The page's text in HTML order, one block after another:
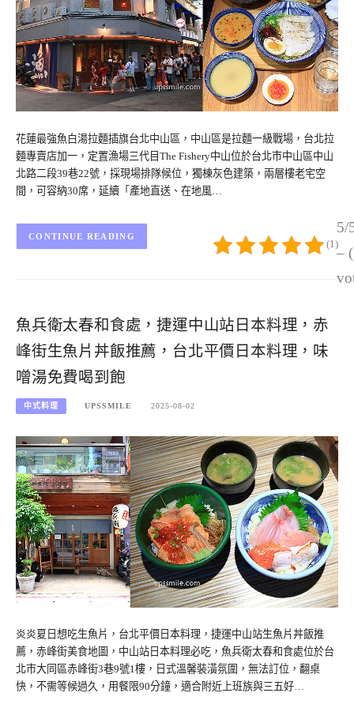
花蓮最強魚白湯拉麵插旗台北中山區，中山區是拉麵一級戰場，台北拉
麵專賣店加一，定置漁場三代目The Fishery中山位於台北市中山區中山
北路二段39巷22號，採現場排隊候位，獨棟灰色建築，兩層樓老宅空
間，可容納30席，延續「產地直送、在地風…
5/
–
(1)
CONTINUE READING
魚兵衛太春和食處，捷運中山站日本料理，赤
峰街生魚片丼飯推薦，台北平價日本料理，味
噌湯免費喝到飽
中式料理 UPSSMILE 2025-08-02
炎炎夏日想吃生魚片，台北平價日本料理，捷運中山站生魚片丼飯推
薦，赤峰街美食地圖，中山站日本料理必吃，魚兵衛太春和食處位於台
北市大同區赤峰街3巷9號1樓，日式溫馨裝潢氛圍，無法訂位，翻桌
快，不需等候過久，用餐限90分鐘，適合附近上班族與三五好…